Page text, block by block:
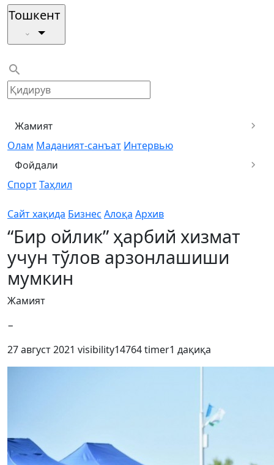
Тошкент
Жамият
Олам Маданият-санъат Интервью
Фойдали
СпортТаҳлил
Сайт хақида Бизнес Алоқа Архив
“Бир ойлик” ҳарбий хизмат
учун тўлов арзонлашиши
мумкин
Жамият
−
27 август 2021 visibility14764timer1 дақиқа